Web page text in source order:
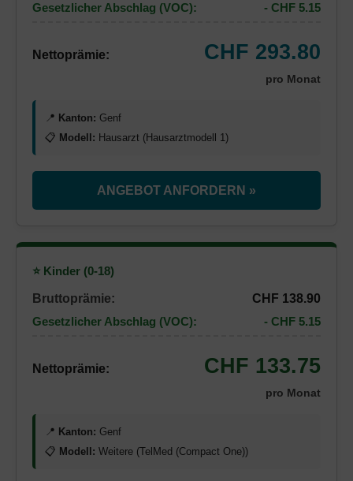
Gesetzlicher Abschlag (VOC):
- CHF 5.15
Nettoprämie: CHF 293.80
pro Monat
📍 Kanton: Genf
📋 Modell: Hausarzt (Hausarztmodell 1)
ANGEBOT ANFORDERN »
⭐ Kinder (0-18)
Bruttoprämie:
CHF 138.90
Gesetzlicher Abschlag (VOC):
- CHF 5.15
Nettoprämie: CHF 133.75
pro Monat
📍 Kanton: Genf
📋 Modell: Weitere (TelMed (Compact One))